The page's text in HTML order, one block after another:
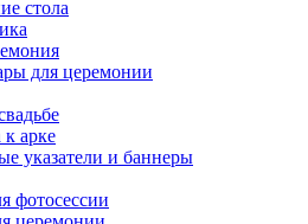
стола
для церемонии
арке
указатели и баннеры
фотосессии